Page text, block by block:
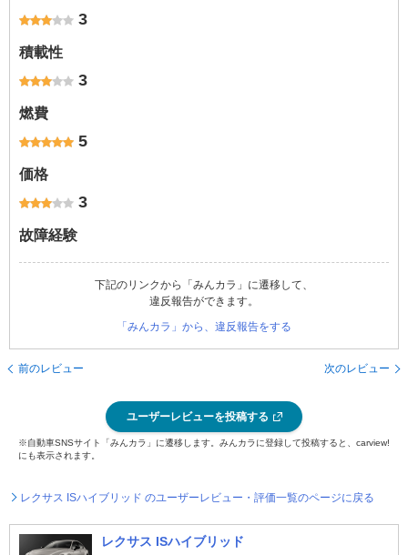
3
積載性
3
燃費
5
価格
3
故障経験
下記のリンクから「みんカラ」に遷移して、
違反報告ができます。
「みんカラ」から、違反報告をする
前のレビュー 次のレビュー
ユーザーレビューを投稿する
※自動車SNSサイト「みんカラ」に遷移します。みんカラに登録して投稿すると、carview!
にも表示されます。
レクサス ISハイブリッド のユーザーレビュー・評価一覧のページに戻る
レクサス ISハイブリッド